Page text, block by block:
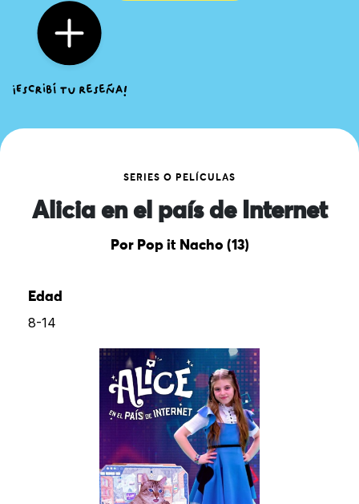
SERIES O PELÍCULAS
Alicia en el país de Internet
Por Pop it Nacho (13)
Edad
8-14